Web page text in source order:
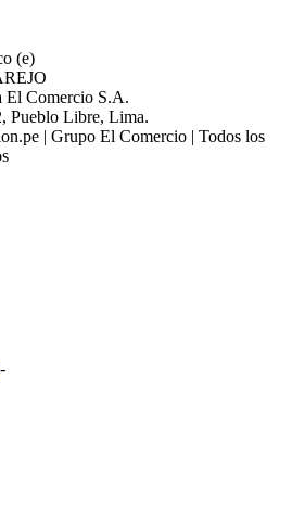
(e)
El Comercio S.A.
Pueblo Libre, Lima.
| Grupo El Comercio | Todos los
-